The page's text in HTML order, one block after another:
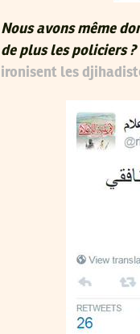
Nous avons même
de plus les policiers
ironisent les